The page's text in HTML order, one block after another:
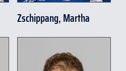
Zschippang, Martha